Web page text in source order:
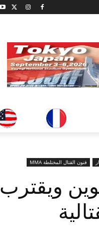
فنون القتال المختلطة MMA
ويقترب